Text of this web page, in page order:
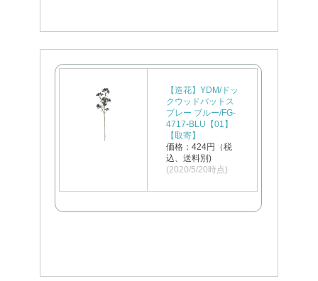
【造花】YDM/ドッ
クウッドバットス
プレー ブルー/FG-
4717-BLU【01】
【取寄】
価格：424円（税
込、送料別)
(2020/5/20時点)